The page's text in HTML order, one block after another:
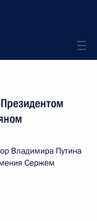
Владимира Путина
Сержем